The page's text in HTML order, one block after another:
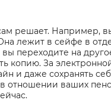
решает. Например,
лежит в сейфе в
вы переходите на
копию. За
и даже сохранять
отношении ваших